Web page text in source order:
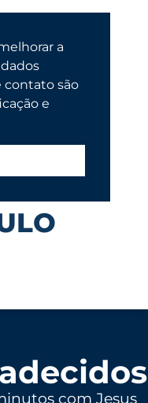
com Jesus
a
contato são
e